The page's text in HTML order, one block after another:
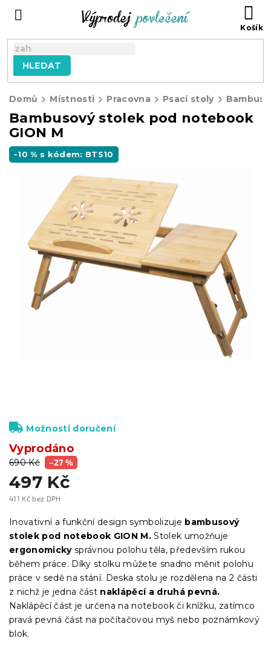
HLEDAT
Domů Místnosti Pracovna Psací stoly
Bambusový stolek pod notebook
GION M
-10 % s kódem: BTS10
690 Kč –27 %
497 Kč
411 Kč bez DPH
cena:
Vyprodáno
Možnosti doručení
Inovativní a funkční design symbolizuje bambusový
stolek pod notebook GION M.Stolek umožňuje
ergonomickysprávnou polohu těla, především rukou
během práce. Díky stolku můžete snadno měnit polohu
práce v sedě na stání. Deska stolu je rozdělena na 2 části
z nichž je jedna část naklápěcí a druhá pevná.
Naklápěcí část je určena na notebook či knížku, zatímco
pravá pevná část na počítačovou myš nebo poznámkový
blok.